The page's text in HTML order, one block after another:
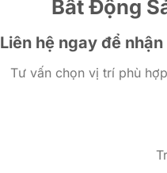
Bất Động
Liên hệ ngay để
Tư vấn chọn vị trí phù